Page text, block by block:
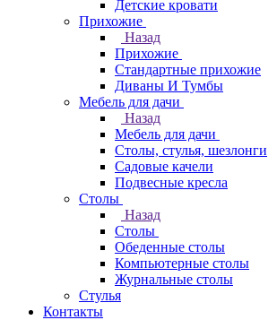
Детские кровати
Прихожие
Назад
Прихожие
Стандартные прихожие
Диваны И Тумбы
Мебель для дачи
Назад
Мебель для дачи
Столы, стулья, шезлонги
Садовые качели
Подвесные кресла
Столы
Назад
Столы
Обеденные столы
Компьютерные столы
Журнальные столы
Стулья
Контакты